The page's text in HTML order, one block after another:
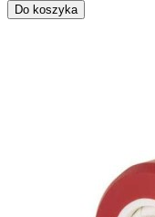
Do koszyka